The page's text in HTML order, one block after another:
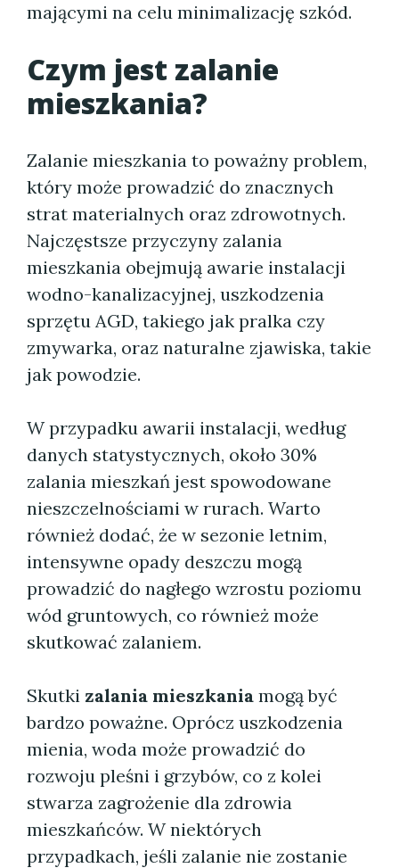
mającymi na celu minimalizację szkód.
Czym jest zalanie
mieszkania?
Zalanie mieszkania to poważny problem,
który może prowadzić do znacznych
strat materialnych oraz zdrowotnych.
Najczęstsze przyczyny zalania
mieszkania obejmują awarie instalacji
wodno-kanalizacyjnej, uszkodzenia
sprzętu AGD, takiego jak pralka czy
zmywarka, oraz naturalne zjawiska, takie
jak powodzie.
W przypadku awarii instalacji, według
danych statystycznych, około 30%
zalania mieszkań jest spowodowane
nieszczelnościami w rurach. Warto
również dodać, że w sezonie letnim,
intensywne opady deszczu mogą
prowadzić do nagłego wzrostu poziomu
wód gruntowych, co również może
skutkować zalaniem.
Skutki zalania mieszkania mogą być
bardzo poważne. Oprócz uszkodzenia
mienia, woda może prowadzić do
rozwoju pleśni i grzybów, co z kolei
stwarza zagrożenie dla zdrowia
mieszkańców. W niektórych
przypadkach, jeśli zalanie nie zostanie